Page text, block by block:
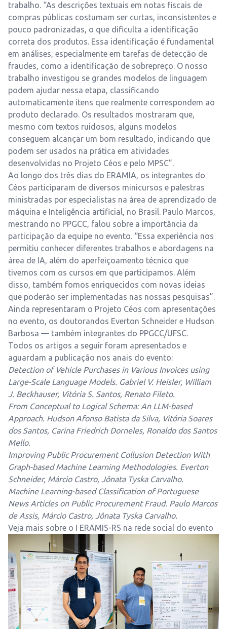
trabalho. “As descrições textuais em notas fiscais de
compras públicas costumam ser curtas, inconsistentes e
pouco padronizadas, o que dificulta a identificação
correta dos produtos. Essa identificação é fundamental
em análises, especialmente em tarefas de detecção de
fraudes, como a identificação de sobrepreço. O nosso
trabalho investigou se grandes modelos de linguagem
podem ajudar nessa etapa, classificando
automaticamente itens que realmente correspondem ao
produto declarado. Os resultados mostraram que,
mesmo com textos ruidosos, alguns modelos
conseguem alcançar um bom resultado, indicando que
podem ser usados na prática em atividades
desenvolvidas no Projeto Céos e pelo MPSC”.
Ao longo dos três dias do ERAMIA, os integrantes do
Céos participaram de diversos minicursos e palestras
ministradas por especialistas na área de aprendizado de
máquina e Inteligência artificial, no Brasil. Paulo Marcos,
mestrando no PPGCC, falou sobre a importância da
participação da equipe no evento. “Essa experiência nos
permitiu conhecer diferentes trabalhos e abordagens na
área de IA, além do aperfeiçoamento técnico que
tivemos com os cursos em que participamos. Além
disso, também fomos enriquecidos com novas ideias
que poderão ser implementadas nas nossas pesquisas”.
Ainda representaram o Projeto Céos com apresentações
no evento, os doutorandos Everton Schneider e Hudson
Barbosa — também integrantes do PPGCC/UFSC.
Todos os artigos a seguir foram apresentados e
aguardam a publicação nos anais do evento:
Detection of Vehicle Purchases in Various Invoices using
Large-Scale Language Models. Gabriel V. Heisler, William
J. Beckhauser, Vitória S. Santos, Renato Fileto.
From Conceptual to Logical Schema: An LLM-based
Approach. Hudson Afonso Batista da Silva, Vitória Soares
dos Santos, Carina Friedrich Dorneles, Ronaldo dos Santos
Mello.
Improving Public Procurement Collusion Detection With
Graph-based Machine Learning Methodologies. Everton
Schneider, Márcio Castro, Jônata Tyska Carvalho.
Machine Learning-based Classification of Portuguese
News Articles on Public Procurement Fraud. Paulo Marcos
de Assis, Márcio Castro, Jônata Tyska Carvalho.
Veja mais sobre o I ERAMIS-RS na rede social do evento